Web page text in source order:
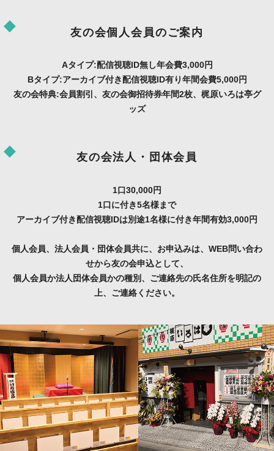
友の会個人会員のご案内
Aタイプ:配信視聴ID無し年会費3,000円
Bタイプ:アーカイブ付き配信視聴ID有り年間会費5,000円
友の会特典:会員割引、友の会御招待券年間2枚、梶原いろは亭グ
ッズ
友の会法人・団体会員
1口30,000円
1口に付き5名様まで
アーカイブ付き配信視聴IDは別途1名様に付き年間有効3,000円
個人会員、法人会員・団体会員共に、お申込みは、WEB問い合わ
せから友の会申込として、
個人会員か法人団体会員かの種別、ご連絡先の氏名住所を明記の
上、ご連絡ください。